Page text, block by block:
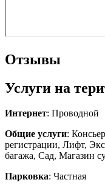
Отзывы
Услуги на
Интернет: Проводной
Общие услуги:
регистрации, Лифт,
багажа, Сад, Магазин
Парковка: Частная